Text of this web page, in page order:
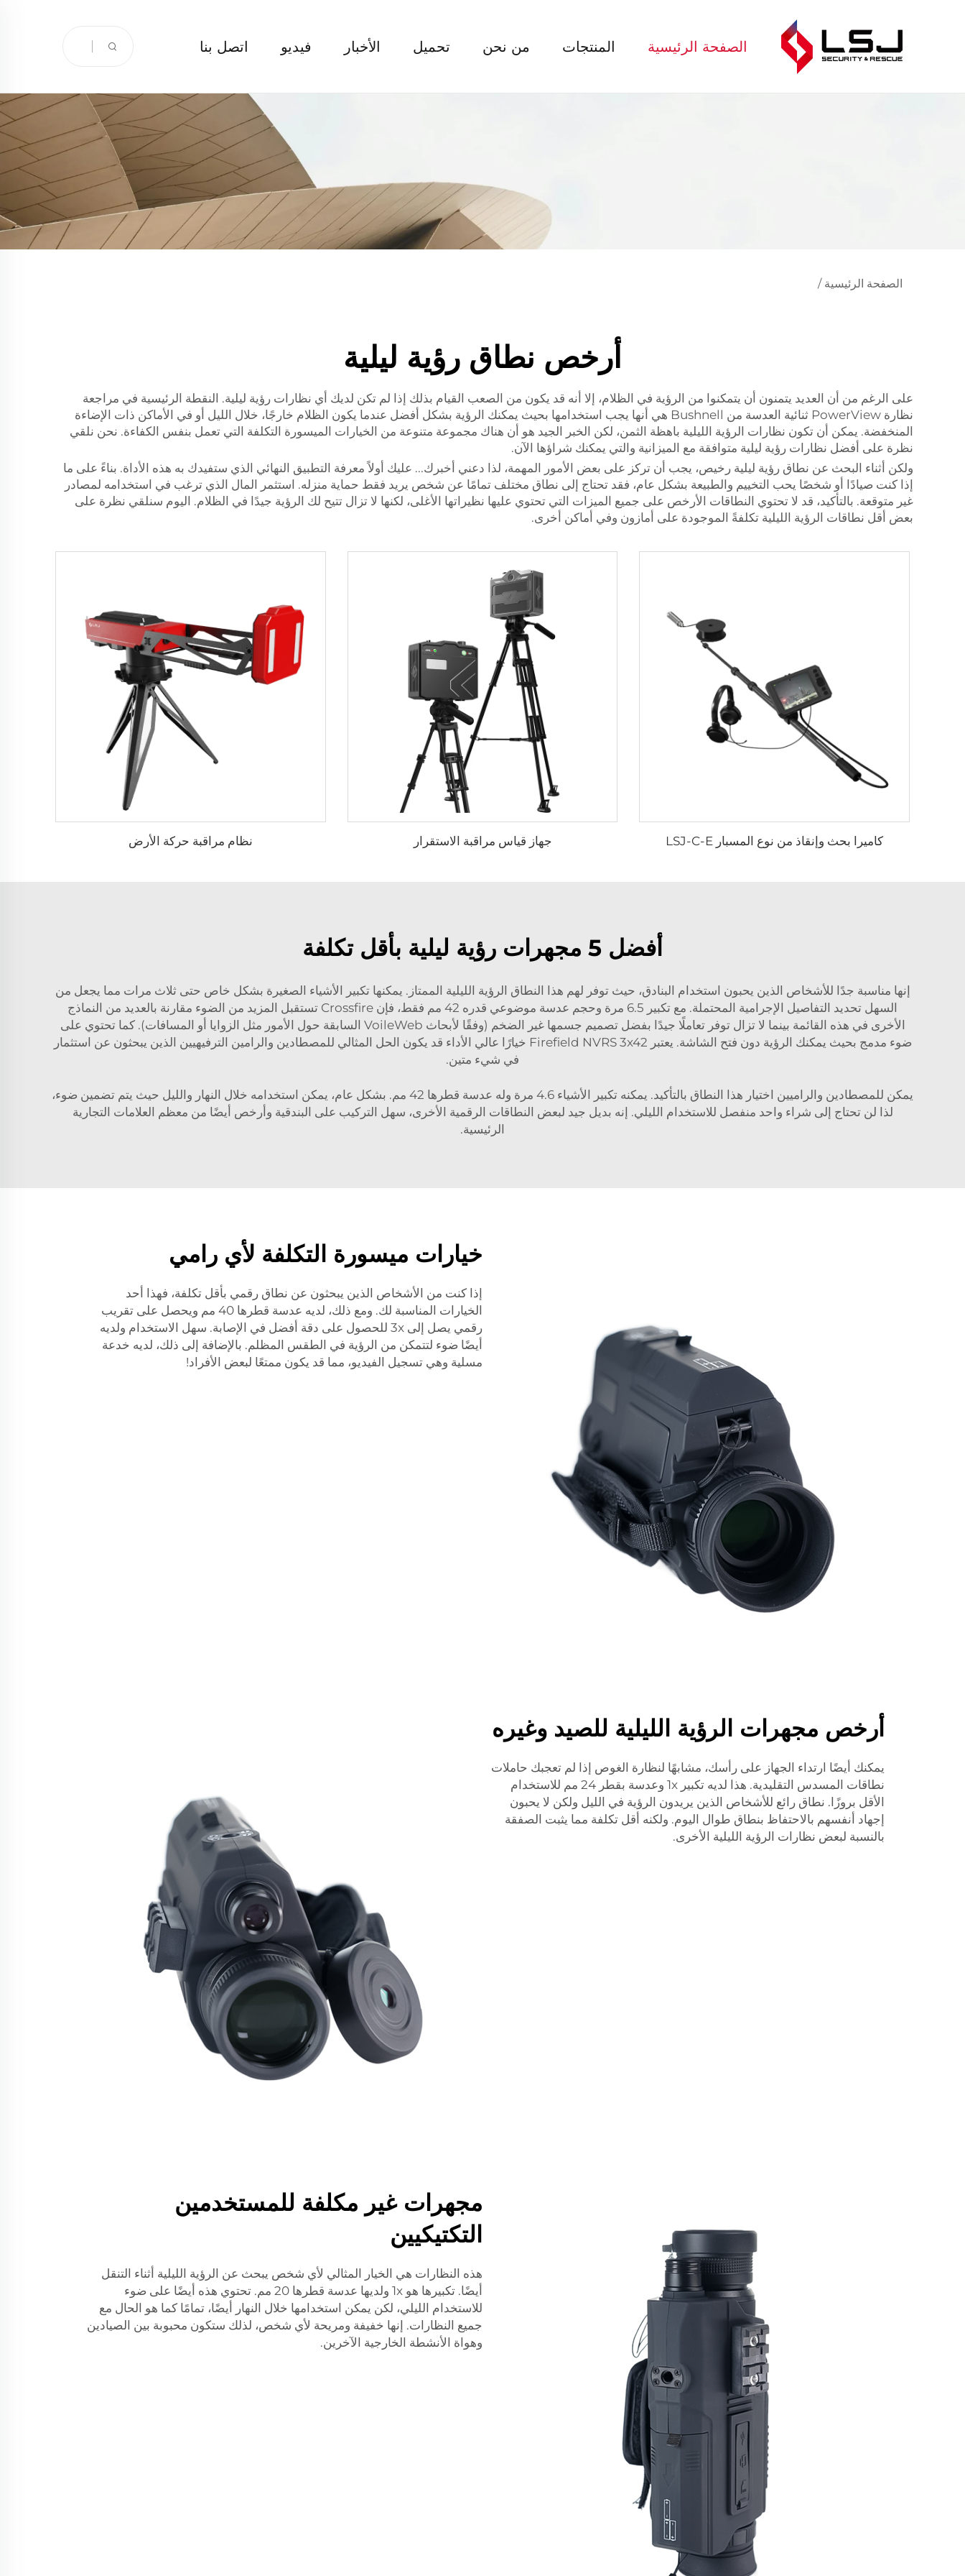
الصفحة الرئيسية المنتجات من نحن تحميل الأخبار فيديو اتصل بنا
الصفحة الرئيسية /
أرخص نطاق رؤية ليلية
على الرغم من أن العديد يتمنون أن يتمكنوا من الرؤية في الظلام، إلا أنه قد يكون من الصعب القيام بذلك إذا لم تكن لديك أي نظارات رؤية ليلية. النقطة الرئيسية في مراجعة
نظارة PowerView ثنائية العدسة من Bushnell هي أنها يجب استخدامها بحيث يمكنك الرؤية بشكل أفضل عندما يكون الظلام خارجًا، خلال الليل أو في الأماكن ذات الإضاءة
المنخفضة. يمكن أن تكون نظارات الرؤية الليلية باهظة الثمن، لكن الخبر الجيد هو أن هناك مجموعة متنوعة من الخيارات الميسورة التكلفة التي تعمل بنفس الكفاءة. نحن نلقي
نظرة على أفضل نظارات رؤية ليلية متوافقة مع الميزانية والتي يمكنك شراؤها الآن.
ولكن أثناء البحث عن نطاق رؤية ليلية رخيص، يجب أن تركز على بعض الأمور المهمة، لذا دعني أخبرك... عليك أولاً معرفة التطبيق النهائي الذي ستفيدك به هذه الأداة. بناءً على ما
إذا كنت صيادًا أو شخصًا يحب التخييم والطبيعة بشكل عام، فقد تحتاج إلى نطاق مختلف تمامًا عن شخص يريد فقط حماية منزله. استثمر المال الذي ترغب في استخدامه لمصادر
غير متوقعة. بالتأكيد، قد لا تحتوي النطاقات الأرخص على جميع الميزات التي تحتوي عليها نظيراتها الأغلى، لكنها لا تزال تتيح لك الرؤية جيدًا في الظلام. اليوم سنلقي نظرة على
بعض أقل نطاقات الرؤية الليلية تكلفةً الموجودة على أمازون وفي أماكن أخرى.
كاميرا بحث وإنقاذ من نوع المسبار LSJ-C-E جهاز قياس مراقبة الاستقرار نظام مراقبة حركة الأرض
أفضل 5 مجهرات رؤية ليلية بأقل تكلفة
إنها مناسبة جدًا للأشخاص الذين يحبون استخدام البنادق، حيث توفر لهم هذا النطاق الرؤية الليلية الممتاز. يمكنها تكبير الأشياء الصغيرة بشكل خاص حتى ثلاث مرات مما يجعل من
السهل تحديد التفاصيل الإجرامية المحتملة. مع تكبير 6.5 مرة وحجم عدسة موضوعي قدره 42 مم فقط، فإن Crossfire تستقبل المزيد من الضوء مقارنة بالعديد من النماذج
الأخرى في هذه القائمة بينما لا تزال توفر تعاملًا جيدًا بفضل تصميم جسمها غير الضخم (وفقًا لأبحاث VoileWeb السابقة حول الأمور مثل الزوايا أو المسافات). كما تحتوي على
ضوء مدمج بحيث يمكنك الرؤية دون فتح الشاشة. يعتبر Firefield NVRS 3x42 خيارًا عالي الأداء قد يكون الحل المثالي للمصطادين والرامين الترفيهيين الذين يبحثون عن استثمار
في شيء متين.
يمكن للمصطادين والراميين اختيار هذا النطاق بالتأكيد. يمكنه تكبير الأشياء 4.6 مرة وله عدسة قطرها 42 مم. بشكل عام، يمكن استخدامه خلال النهار والليل حيث يتم تضمين ضوء،
لذا لن تحتاج إلى شراء واحد منفصل للاستخدام الليلي. إنه بديل جيد لبعض النطاقات الرقمية الأخرى، سهل التركيب على البندقية وأرخص أيضًا من معظم العلامات التجارية
الرئيسية.
خيارات ميسورة التكلفة لأي رامي
إذا كنت من الأشخاص الذين يبحثون عن نطاق رقمي بأقل تكلفة، فهذا أحد
الخيارات المناسبة لك. ومع ذلك، لديه عدسة قطرها 40 مم ويحصل على تقريب
رقمي يصل إلى 3x للحصول على دقة أفضل في الإصابة. سهل الاستخدام ولديه
أيضًا ضوء لتتمكن من الرؤية في الطقس المظلم. بالإضافة إلى ذلك، لديه خدعة
مسلية وهي تسجيل الفيديو، مما قد يكون ممتعًا لبعض الأفراد!
أرخص مجهرات الرؤية الليلية للصيد وغيره
يمكنك أيضًا ارتداء الجهاز على رأسك، مشابهًا لنظارة الغوص إذا لم تعجبك حاملات
نطاقات المسدس التقليدية. هذا لديه تكبير 1x وعدسة بقطر 24 مم للاستخدام
الأقل بروزًا. نطاق رائع للأشخاص الذين يريدون الرؤية في الليل ولكن لا يحبون
إجهاد أنفسهم بالاحتفاظ بنطاق طوال اليوم. ولكنه أقل تكلفة مما يثبت الصفقة
بالنسبة لبعض نظارات الرؤية الليلية الأخرى.
مجهرات غير مكلفة للمستخدمين
التكتيكيين
هذه النظارات هي الخيار المثالي لأي شخص يبحث عن الرؤية الليلية أثناء التنقل
أيضًا. تكبيرها هو 1x ولديها عدسة قطرها 20 مم. تحتوي هذه أيضًا على ضوء
للاستخدام الليلي، لكن يمكن استخدامها خلال النهار أيضًا، تمامًا كما هو الحال مع
جميع النظارات. إنها خفيفة ومريحة لأي شخص، لذلك ستكون محبوبة بين الصيادين
وهواة الأنشطة الخارجية الآخرين.